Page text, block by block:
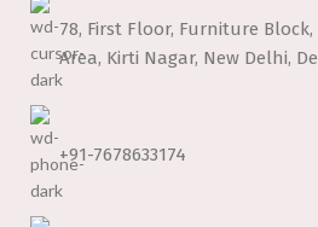
78, First Floor, Furniture
Area, Kirti Nagar, New Delhi,
+91-7678633174